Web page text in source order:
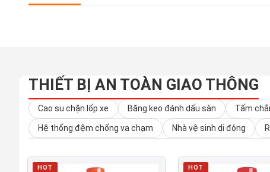
THIẾT BỊ AN TOÀN GIAO THÔNG
Cao su chặn lốp xe Băng keo đánh dấu sàn Tấm
Hệ thống đệm chống va chạm Nhà vệ sinh di động
HOT HOT